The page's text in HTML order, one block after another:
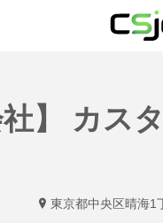
社】 カ
東京都中央区晴海1